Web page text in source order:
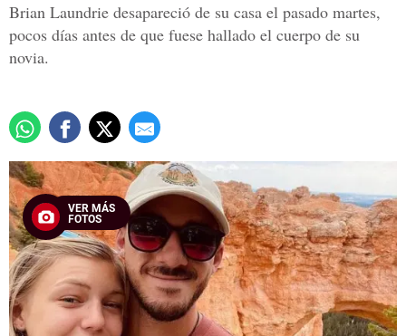
Brian Laundrie desapareció de su casa el pasado martes,
pocos días antes de que fuese hallado el cuerpo de su
novia.
VER MÁS
FOTOS